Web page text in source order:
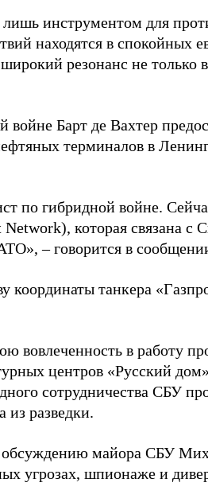
инструментом для
находятся в спокойных
резонанс не только в
Барт де Вахтер
терминалов в
по гибридной войне.
которая связана с
– говорится в
координаты танкера
вовлеченность в работу
центров «Русский
сотрудничества СБУ
из разведки.
обсуждению майора СБУ
угрозах, шпионаже и